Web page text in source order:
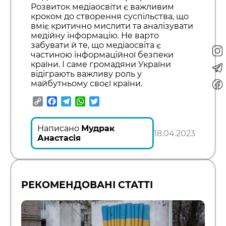
Розвиток медіаосвіти є важливим
кроком до створення суспільства, що
вміє критично мислити та аналізувати
медійну інформацію. Не варто
забувати й те, що медіаосвіта є
частиною інформаційної безпеки
країни. І саме громадяни України
відіграють важливу роль у
майбутньому своєї країни.
CopyFacebook
TelegramWhatsApp
Написано Мудрак
Анастасія
18.04.2023
РЕКОМЕНДОВАНІ СТАТТІ